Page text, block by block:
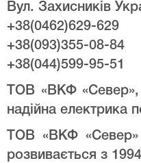
Вул. Захисників
+38(0462)629-629
+38(093)355-08-84
+38(044)599-95-51
ТОВ «ВКФ
надійна електрика
ТОВ «ВКФ
розвивається з